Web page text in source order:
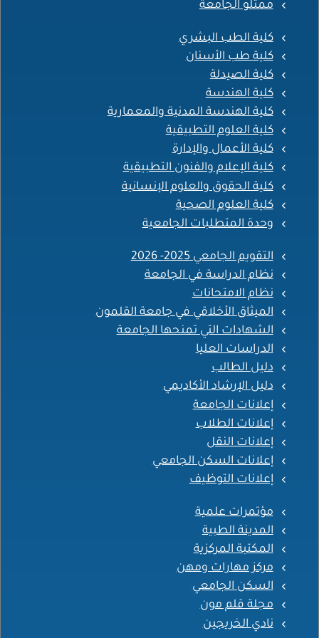
ممثلو الجامعة
كلية الطب البشري
كلية طب الأسنان
كلية الصيدلة
كلية الهندسة
كلية الهندسة المدنية والمعمارية
كلية العلوم التطبيقية
كلية الأعمال والإدارة
كلية الإعلام والفنون التطبيقية
كلية الحقوق والعلوم الإنسانية
كلية العلوم الصحية
وحدة المتطلبات الجامعية
التقويم الجامعي 2025- 2026
نظام الدراسة في الجامعة
نظام الامتحانات
الميثاق الأخلاقي في جامعة القلمون
الشهادات التي تمنحها الجامعة
الدراسات العليا
دليل الطالب
دليل الإرشاد الأكاديمي
إعلانات الجامعة
إعلانات الطلاب
إعلانات النقل
إعلانات السكن الجامعي
إعلانات التوظيف
مؤتمرات علمية
المدينة الطبية
المكتبة المركزية
مركز مهارات ومهن
السكن الجامعي
مجلة قلم مون
نادي الخريجين